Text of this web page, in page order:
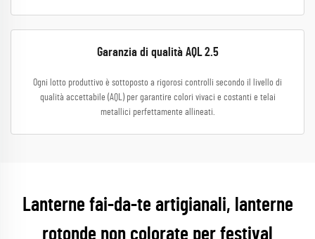
Garanzia di qualità AQL 2.5
Ogni lotto produttivo è sottoposto a rigorosi controlli secondo il livello di
qualità accettabile (AQL) per garantire colori vivaci e costanti e telai
metallici perfettamente allineati.
Lanterne fai-da-te artigianali, lanterne
rotonde non colorate per festival